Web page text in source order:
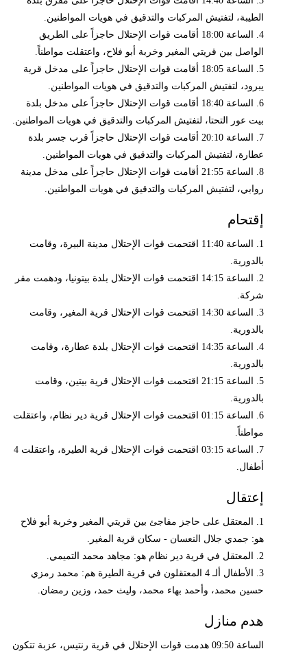
الطيبة، لتفتيش المركبات والتدقيق في هويات المواطنين.
4. الساعة 18:00 أقامت قوات الإحتلال حاجزاً على الطريق
الواصل بين قريتي المغير وخربة أبو فلاح، واعتقلت مواطناً.
5. الساعة 18:05 أقامت قوات الإحتلال حاجزاً على مدخل قرية
يبرود، لتفتيش المركبات والتدقيق في هويات المواطنين.
6. الساعة 18:40 أقامت قوات الإحتلال حاجزاً على مدخل بلدة
بيت عور التحتا، لتفتيش المركبات والتدقيق في هويات المواطنين.
7. الساعة 20:10 أقامت قوات الإحتلال حاجزاً قرب جسر بلدة
عطارة، لتفتيش المركبات والتدقيق في هويات المواطنين.
8. الساعة 21:55 أقامت قوات الإحتلال حاجزاً على مدخل مدينة
روابي، لتفتيش المركبات والتدقيق في هويات المواطنين.
إقتحام
1. الساعة 11:40 اقتحمت قوات الإحتلال مدينة البيرة، وقامت
بالدورية.
2. الساعة 14:15 اقتحمت قوات الإحتلال بلدة بيتونيا، ودهمت مقر
شركة.
3. الساعة 14:30 اقتحمت قوات الإحتلال قرية المغير، وقامت
بالدورية.
4. الساعة 14:35 اقتحمت قوات الإحتلال بلدة عطارة، وقامت
بالدورية.
5. الساعة 21:15 اقتحمت قوات الإحتلال قرية بيتين، وقامت
بالدورية.
6. الساعة 01:15 اقتحمت قوات الإحتلال قرية دير نظام، واعتقلت
مواطناً.
7. الساعة 03:15 اقتحمت قوات الإحتلال قرية الطيرة، واعتقلت 4
أطفال.
إعتقال
1. المعتقل على حاجز مفاجئ بين قريتي المغير وخربة أبو فلاح
هو: جمدي جلال النعسان - سكان قرية المغير.
2. المعتقل في قرية دير نظام هو: مجاهد محمد التميمي.
3. الأطفال ألـ 4 المعتقلون في قرية الطيرة هم: محمد رمزي
حسين محمد، وأحمد بهاء محمد، وليث حمد، وزين رمضان.
هدم منازل
الساعة 09:50 هدمت قوات الإحتلال في قرية رنتيس، عزبة تتكون